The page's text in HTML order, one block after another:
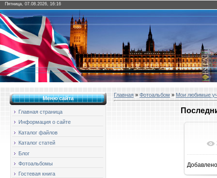
Пятница, 07.08.2026, 16:16
Меню сайта
Главная страница
Информация о сайте
Каталог файлов
Каталог статей
Блог
Фотоальбомы
Гостевая книга
Главная » Фотоальбом » Мои любимые
Добавлено